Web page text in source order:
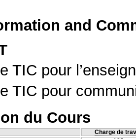
and
TIC pour
TIC pour
du Cours
Charge de